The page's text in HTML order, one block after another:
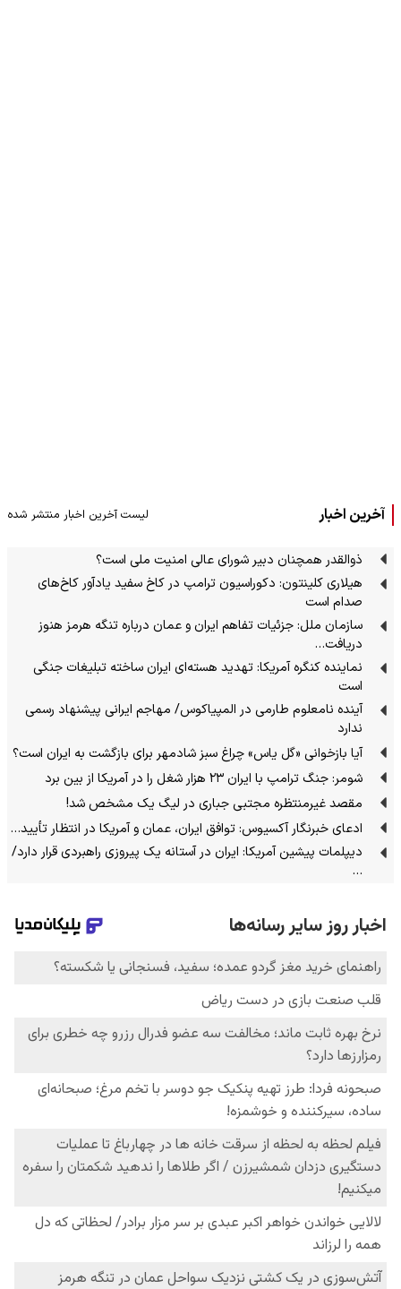
آخرین اخبار لیست آخرین اخبار منتشر شده
ذوالقدر همچنان دبیر شورای ‌عالی امنیت ملی است؟
هیلاری کلینتون: دکوراسیون ترامپ در کاخ سفید یادآور کاخ‌های
صدام است
سازمان ملل: جزئیات تفاهم ایران و عمان درباره تنگه هرمز هنوز
دریافت…
نماینده کنگره آمریکا: تهدید هسته‌ای ایران ساخته تبلیغات جنگی
است
آینده نامعلوم طارمی در المپیاکوس/ مهاجم ایرانی پیشنهاد رسمی
ندارد
آیا بازخوانی «گل یاس» چراغ سبز شادمهر برای بازگشت به ایران است؟
شومر: جنگ ترامپ با ایران ۲۳ هزار شغل را در آمریکا از بین برد
مقصد غیرمنتظره مجتبی جباری در لیگ یک مشخص شد!
ادعای خبرنگار آکسیوس: توافق ایران، عمان و آمریکا در انتظار تأیید…
دیپلمات پیشین آمریکا: ایران در آستانه یک پیروزی راهبردی قرار دارد/
…